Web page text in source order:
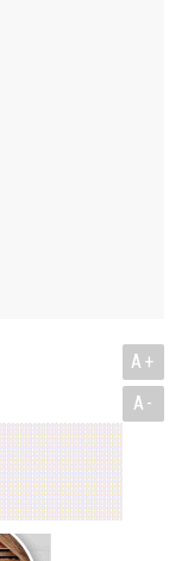
A+
A-